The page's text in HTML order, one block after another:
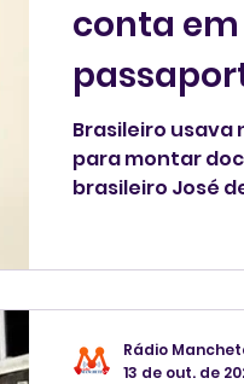
conta
Brasileiro usava
para montar
brasileiro José
Ministério
afirma que o
autoridades
Rádio
13 de out. de